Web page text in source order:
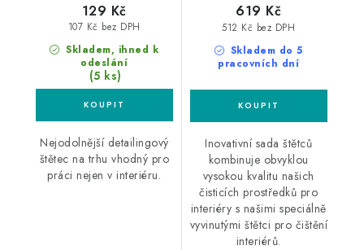
Skladem, ihned k
odeslání
(5 ks)
107 Kč bez DPH
129 Kč
Nejodolnější detailingový
štětec na trhu vhodný pro
práci nejen v interiéru.
Skladem do 5
pracovních dní
512 Kč bez DPH
619 Kč
Inovativní sada štětců
kombinuje obvyklou
vysokou kvalitu našich
čisticích prostředků pro
interiéry s našimi speciálně
vyvinutými štětci pro čištění
interiérů.